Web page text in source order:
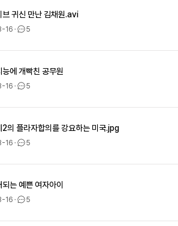
브 귀신 만난 김채원.avi
16ㆍ 5
능에 개빡친 공무원
16ㆍ 5
2의 플라자합의를 강요하는 미국.jpg
16ㆍ 5
는 예쁜 여자아이
16ㆍ 5